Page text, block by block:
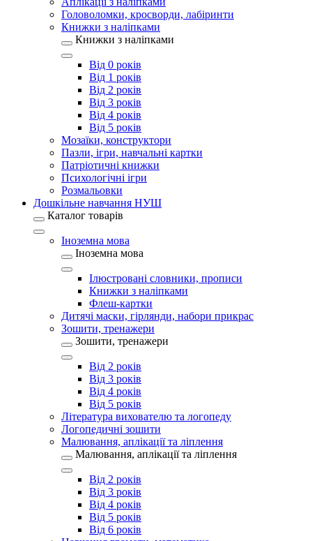
Головоломки, кросворди, лабіринти
Книжки з наліпками
Книжки з наліпками
Від 0 років
Від 1 років
Від 2 років
Від 3 років
Від 4 років
Від 5 років
Мозаїки, конструктори
Пазли, ігри, навчальні картки
Патріотичні книжки
Психологічні ігри
Розмальовки
Дошкільне навчання НУШ
Каталог товарів
Іноземна мова
Іноземна мова
Ілюстровані словники, прописи
Книжки з наліпками
Флеш-картки
Дитячі маски, гірлянди, набори прикрас
Зошити, тренажери
Зошити, тренажери
Від 2 років
Від 3 років
Від 4 років
Від 5 років
Література вихователю та логопеду
Логопедичні зошити
Малювання, аплікації та ліплення
Малювання, аплікації та ліплення
Від 2 років
Від 3 років
Від 4 років
Від 5 років
Від 6 років